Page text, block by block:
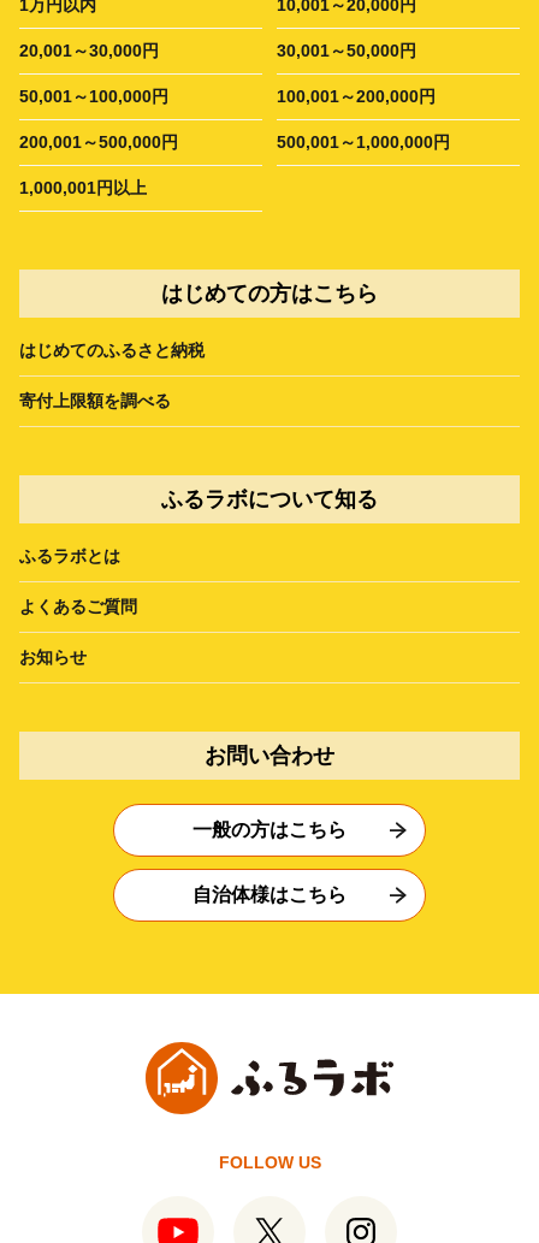
1万円以内 10,001～20,000円
20,001～30,000円 30,001～50,000円
50,001～100,000円 100,001～200,000円
200,001～500,000円 500,001～1,000,000円
1,000,001円以上
はじめての方はこちら
はじめてのふるさと納税
寄付上限額を調べる
ふるラボについて知る
ふるラボとは
よくあるご質問
お知らせ
お問い合わせ
一般の方はこちら
自治体様はこちら
FOLLOW US